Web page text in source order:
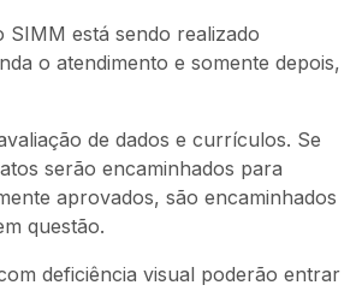
está sendo realizado
o atendimento e somente depois,
de dados e currículos. Se
serão encaminhados para
aprovados, são encaminhados
questão.
deficiência visual poderão entrar